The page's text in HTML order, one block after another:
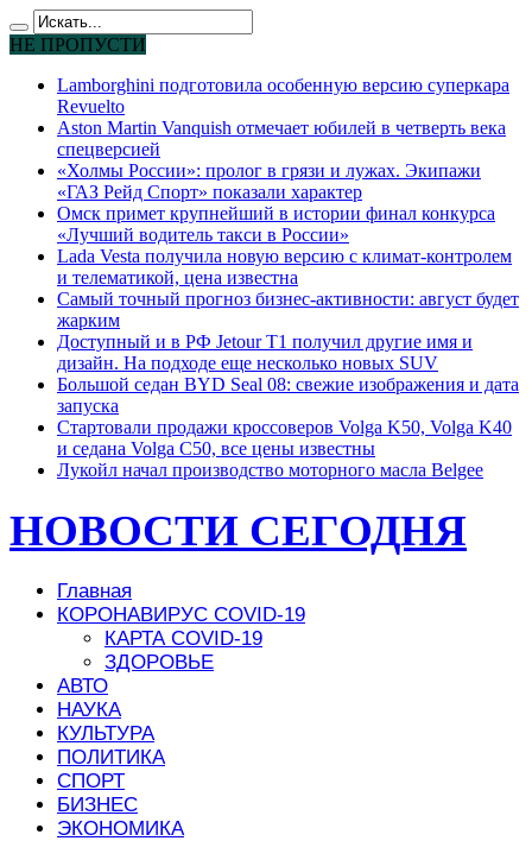
НЕ ПРОПУСТИ
Lamborghini подготовила особенную версию суперкара
Revuelto
Aston Martin Vanquish отмечает юбилей в четверть века
спецверсией
«Холмы России»: пролог в грязи и лужах. Экипажи
«ГАЗ Рейд Спорт» показали характер
Омск примет крупнейший в истории финал конкурса
«Лучший водитель такси в России»
Lada Vesta получила новую версию с климат-контролем
и телематикой, цена известна
Самый точный прогноз бизнес-активности: август будет
жарким
Доступный и в РФ Jetour T1 получил другие имя и
дизайн. На подходе еще несколько новых SUV
Большой седан BYD Seal 08: свежие изображения и дата
запуска
Стартовали продажи кроссоверов Volga K50, Volga K40
и седана Volga C50, все цены известны
Лукойл начал производство моторного масла Belgee
НОВОСТИ СЕГОДНЯ
Главная
КОРОНАВИРУС COVID-19
КАРТА COVID-19
ЗДОРОВЬЕ
АВТО
НАУКА
КУЛЬТУРА
ПОЛИТИКА
СПОРТ
БИЗНЕС
ЭКОНОМИКА